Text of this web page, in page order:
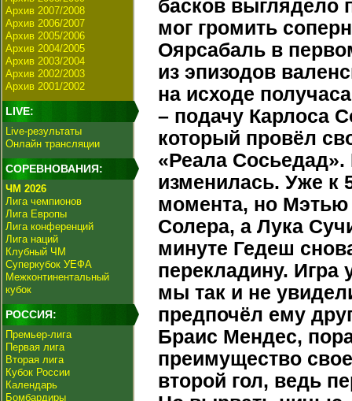
Архив 2007/2008
Архив 2006/2007
Архив 2005/2006
Архив 2004/2005
Архив 2003/2004
Архив 2002/2003
Архив 2001/2002
LIVE:
Live-результаты
Онлайн трансляции
СОРЕВНОВАНИЯ:
ЧМ 2026
Лига чемпионов
Лига Европы
Лига конференций
Лига наций
Клубный ЧМ
Суперкубок УЕФА
Межконтинентальный
кубок
РОССИЯ:
Премьер-лига
Первая лига
Вторая лига
Кубок России
Календарь
Бомбардиры
басков выглядело
мог громить
Оярсабаль в
из эпизодов
на исходе
– подачу Карлоса
который провёл
«Реала Сосьедад».
изменилась. Уже к
момента, но Мэтью
Солера, а Лука
минуте Гедеш
перекладину. Игра
мы так и не
предпочёл ему
Браис Мендес,
преимущество
второй гол, ведь